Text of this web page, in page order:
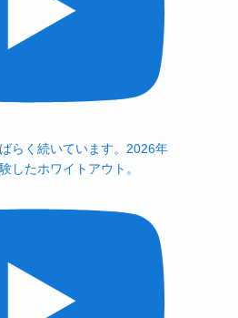
らく続いています。2026年
したホワイトアウト。